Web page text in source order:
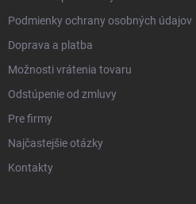
Podmienky ochrany osobných údajov
Doprava a platba
Možnosti vrátenia tovaru
Odstúpenie od zmluvy
Pre firmy
Najčastejšie otázky
Kontakty